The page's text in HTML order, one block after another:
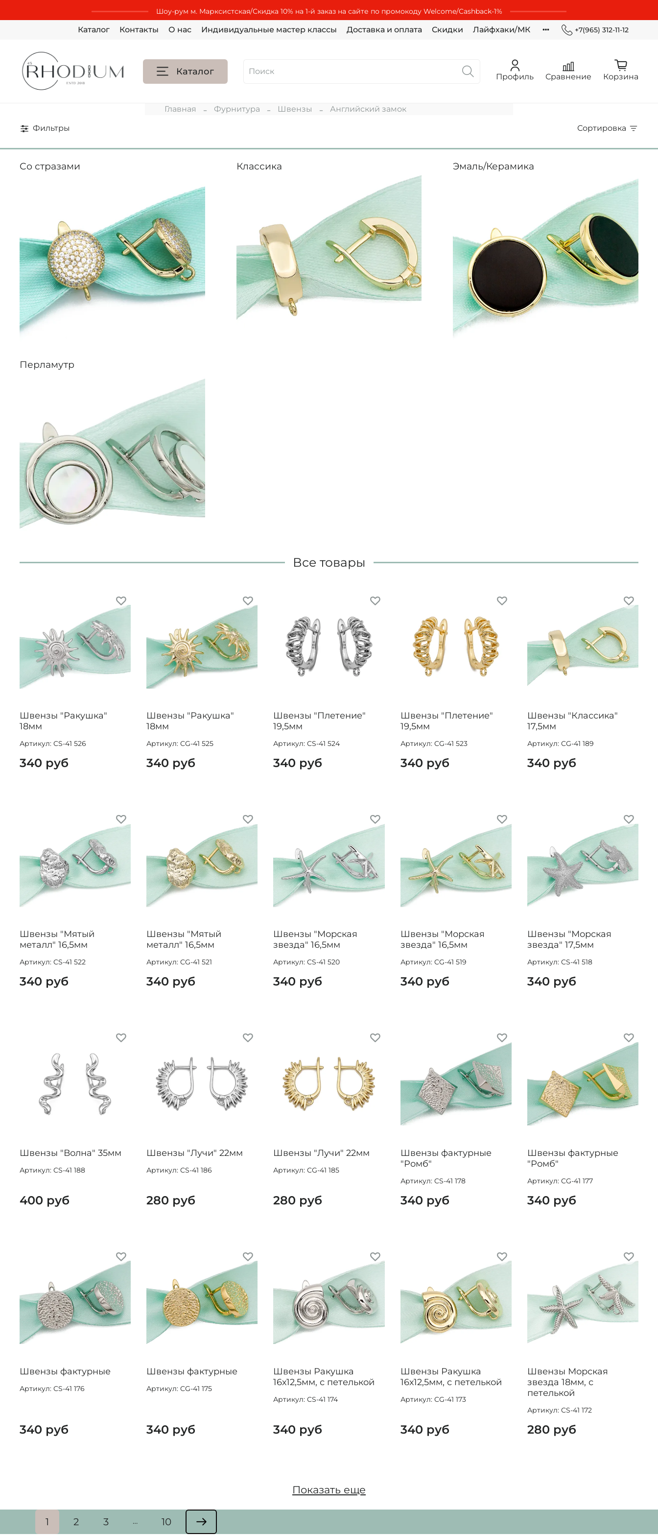
Шоу-рум м. Марксистская/Скидка 10% на 1-й заказ на сайте по промокоду Welcome/Cashbaсk-1%
Каталог Контакты О нас Индивидуальные мастер классы Доставка и оплата Скидки Лайфхаки/МК +7(965) 312-11-12
Каталог Профиль Сравнение Корзина
Главная Фурнитура Швензы Английский замок
Фильтры Сортировка
Со стразами Классика Эмаль/Керамика
Перламутр
Все товары
Швензы "Ракушка"
18мм
Артикул: CS-41 526
340 руб
Швензы "Ракушка"
18мм
Артикул: CG-41 525
340 руб
Швензы "Плетение"
19,5мм
Артикул: CS-41 524
340 руб
Швензы "Плетение"
19,5мм
Артикул: CG-41 523
340 руб
Швензы "Классика"
17,5мм
Артикул: CG-41 189
340 руб
Швензы "Мятый
металл" 16,5мм
Артикул: CS-41 522
340 руб
Швензы "Мятый
металл" 16,5мм
Артикул: CG-41 521
340 руб
Швензы "Морская
звезда" 16,5мм
Артикул: CS-41 520
340 руб
Швензы "Морская
звезда" 16,5мм
Артикул: CG-41 519
340 руб
Швензы "Морская
звезда" 17,5мм
Артикул: CS-41 518
340 руб
Швензы "Волна" 35мм
Артикул: CS-41 188
400 руб
Швензы "Лучи" 22мм
Артикул: CS-41 186
280 руб
Швензы "Лучи" 22мм
Артикул: CG-41 185
280 руб
Швензы фактурные
"Ромб"
Артикул: CS-41 178
340 руб
Швензы фактурные
"Ромб"
Артикул: CG-41 177
340 руб
Швензы фактурные
Артикул: CS-41 176
340 руб
Швензы фактурные
Артикул: CG-41 175
340 руб
Швензы Ракушка
16х12,5мм, с петелькой
Артикул: CS-41 174
340 руб
Швензы Ракушка
16х12,5мм, с петелькой
Артикул: CG-41 173
340 руб
Швензы Морская
звезда 18мм, с
петелькой
Артикул: CS-41 172
280 руб
Показать еще
1 2 3 … 10